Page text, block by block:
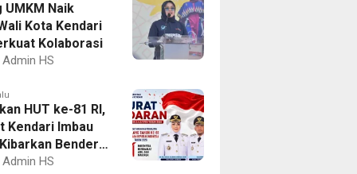
UMKM Naik
Kota Kendari
Kolaborasi
Admin HS
HUT ke-81 RI,
Kendari Imbau
Bendera
dan Gelar
Admin HS